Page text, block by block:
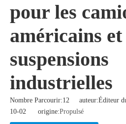
pour les
américains et
suspensions
industrielles
Nombre Parcourir:12 auteur:Éditeur
10-02 origine:Propulsé